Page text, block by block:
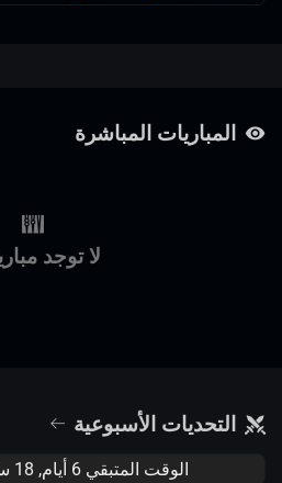
المباريات المباشرة
لا توجد
التحديات الأسبوعية
الوقت المتبقي 6 أيام , 18 ساعات